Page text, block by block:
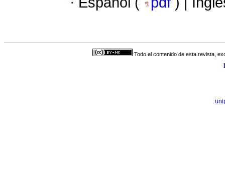
Todo el contenido de esta revista,